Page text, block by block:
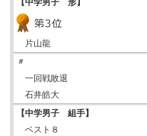
【中学男子 形】
片山龍
〃
一回戦敗退
石井皓大
【中学男子 組手】
ベスト８